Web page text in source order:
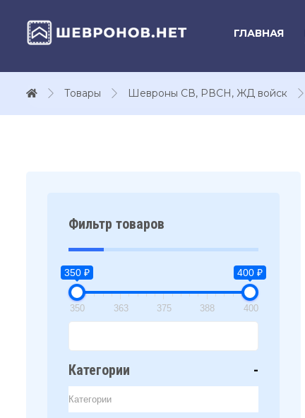
ГЛАВНАЯ
Товары Шевроны СВ, РВСН, ЖД войск
Фильтр товаров
350 ₽ 400 ₽
350 363 375 388 400
Категории -